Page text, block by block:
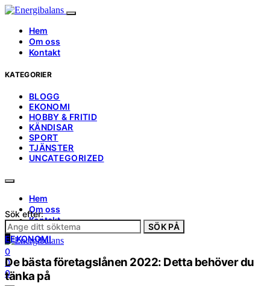
Hem
Om oss
Kontakt
KATEGORIER
BLOGG
EKONOMI
HOBBY & FRITID
KÄNDISAR
SPORT
TJÄNSTER
UNCATEGORIZED
Hem
Om oss
Kontakt
0
0
0
Sök efter:
SÖK PÅ
EEKONOMI
De bästa företagslånen 2022: Detta behöver du
tänka på